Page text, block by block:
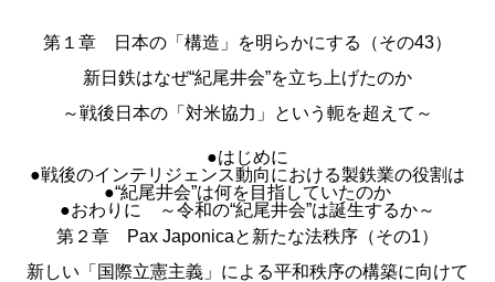
第１章 日本の「構造」を明らかにする（その43）
新日鉄はなぜ“紀尾井会”を立ち上げたのか
～戦後日本の「対米協力」という軛を超えて～
●はじめに
●戦後のインテリジェンス動向における製鉄業の役割は
●“紀尾井会”は何を目指していたのか
●おわりに ～令和の“紀尾井会”は誕生するか～
第２章 Pax Japonicaと新たな法秩序（その1）
新しい「国際立憲主義」による平和秩序の構築に向けて